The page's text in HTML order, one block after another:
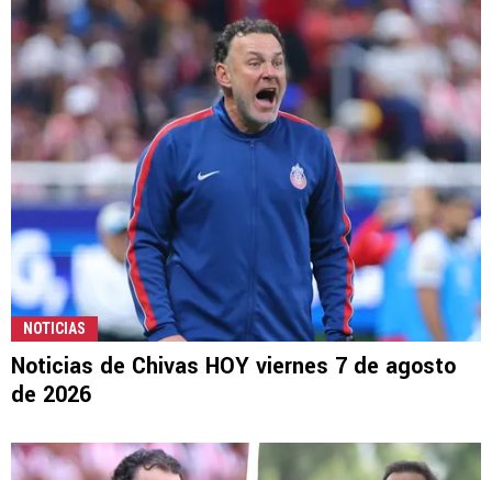
NOTICIAS
Noticias de Chivas HOY viernes 7 de agosto
de 2026